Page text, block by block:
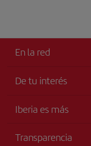
En la red
De tu interés
Accesibilidad
Iberia es más
Grupo Iberia
Transparencia